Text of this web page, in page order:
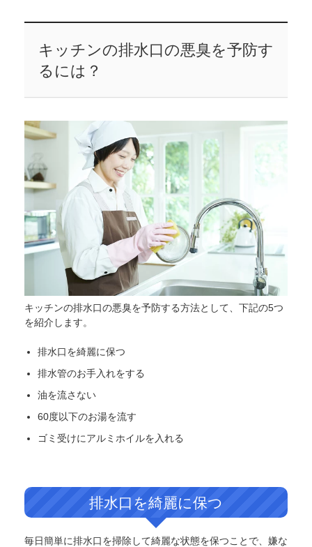
キッチンの排水口の悪臭を予防す
るには？
キッチンの排水口の悪臭を予防する方法として、下記の5つ
を紹介します。
排水口を綺麗に保つ
排水管のお手入れをする
油を流さない
60度以下のお湯を流す
ゴミ受けにアルミホイルを入れる
排水口を綺麗に保つ
毎日簡単に排水口を掃除して綺麗な状態を保つことで、嫌な